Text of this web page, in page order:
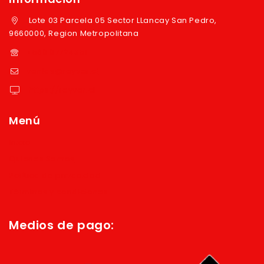
Lote 03 Parcela 05 Sector LLancay San Pedro,
9660000, Region Metropolitana
Menú
Medios de pago: